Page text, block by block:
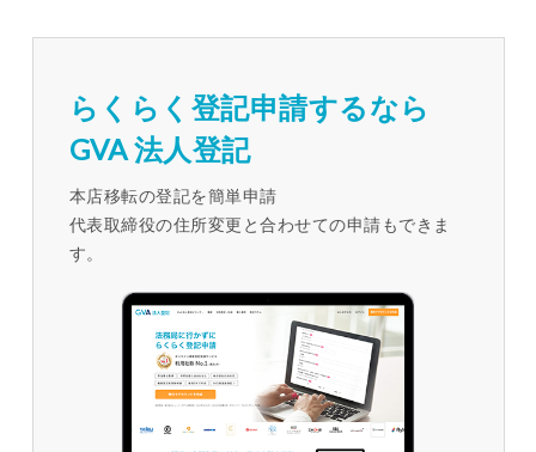
らくらく登記申請するなら
GVA 法人登記
本店移転の登記を簡単申請
代表取締役の住所変更と合わせての申請もできま
す。